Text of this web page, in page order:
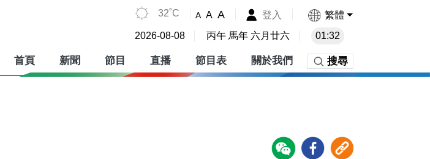
32˚C A A A 登入 繁體
2026-08-08 丙午 馬年 六月廿六 01:32
首頁 新聞 節目 直播 節目表 關於我們 搜尋